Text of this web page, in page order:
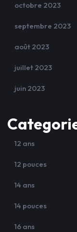
octobre 2023
septembre 2023
août 2023
juillet 2023
juin 2023
12 ans
12 pouces
14 ans
14 pouces
16 ans